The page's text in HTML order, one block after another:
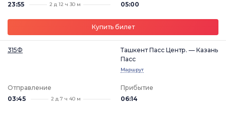
23:55
2 д 12 ч 30 м
05:00
Купить билет
315Ф
Ташкент Пасс Центр. — Казань
Пасс
Маршрут
Отправление
03:45
2 д 7 ч 40 м
Прибытие
06:14